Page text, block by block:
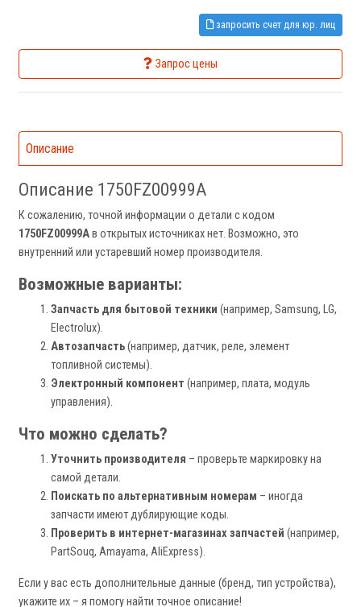
запросить счет для юр. лиц
Запрос цены
Описание
Описание 1750FZ00999A
К сожалению, точной информации о детали с кодом
1750FZ00999Aв открытых источниках нет. Возможно, это
внутренний или устаревший номер производителя.
Возможные варианты:
Запчасть для бытовой техники (например, Samsung, LG,
Electrolux).
Автозапчасть(например, датчик, реле, элемент
топливной системы).
Электронный компонент (например, плата, модуль
управления).
Что можно сделать?
Уточнить производителя – проверьте маркировку на
самой детали.
Поискать по альтернативным номерам – иногда
запчасти имеют дублирующие коды.
Проверить в интернет-магазинах запчастей (например,
PartSouq, Amayama, AliExpress).
Если у вас есть дополнительные данные (бренд, тип устройства),
укажите их – я помогу найти точное описание!